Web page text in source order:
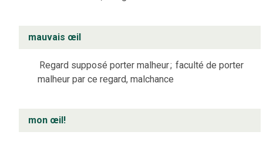
mauvais œil
Regard supposé porter malheur; faculté de porter
malheur par ce regard, malchance
mon œil!